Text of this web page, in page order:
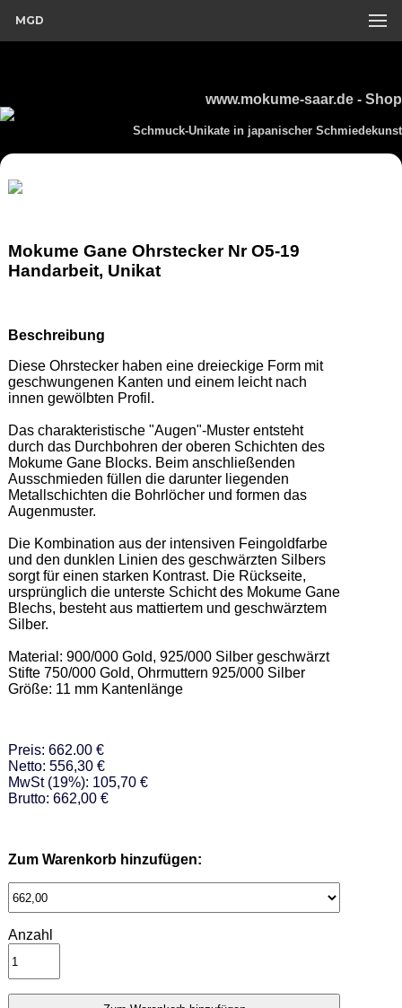
MGD
www.mokume-saar.de - Shop
Schmuck-Unikate in japanischer Schmiedekunst
Mokume Gane Ohrstecker Nr O5-19
Handarbeit, Unikat
Beschreibung
Diese Ohrstecker haben eine dreieckige Form mit
geschwungenen Kanten und einem leicht nach
innen gewölbten Profil.
Das charakteristische "Augen"-Muster entsteht
durch das Durchbohren der oberen Schichten des
Mokume Gane Blocks. Beim anschließenden
Ausschmieden füllen die darunter liegenden
Metallschichten die Bohrlöcher und formen das
Augenmuster.
Die Kombination aus der intensiven Feingoldfarbe
und den dunklen Linien des geschwärzten Silbers
sorgt für einen starken Kontrast. Die Rückseite,
ursprünglich die unterste Schicht des Mokume Gane
Blechs, besteht aus mattiertem und geschwärztem
Silber.
Material: 900/000 Gold, 925/000 Silber geschwärzt
Stifte 750/000 Gold, Ohrmuttern 925/000 Silber
Größe: 11 mm Kantenlänge
Preis: 662.00 €
Netto: 556,30 €
MwSt (19%): 105,70 €
Brutto: 662,00 €
Zum Warenkorb hinzufügen:
Anzahl